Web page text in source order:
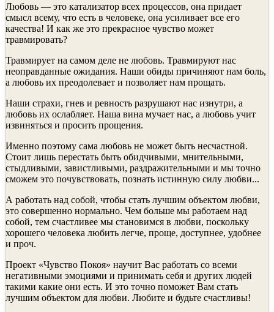
Любовь — это катализатор всех процессов, она придает
смысл всему, что есть в человеке, она усиливает все его
качества! И как же это прекрасное чувство может
травмировать?
Травмирует на самом деле не любовь. Травмируют нас
неоправданные ожидания. Наши обиды причиняют нам боль,
а любовь их преодолевает и позволяет нам прощать.
Наши страхи, гнев и ревность разрушают нас изнутри, а
любовь их ослабляет. Наша вина мучает нас, а любовь учит
извиняться и просить прощения.
Именно поэтому сама любовь не может быть несчастной.
Стоит лишь перестать быть обидчивыми, мнительными,
стыдливыми, завистливыми, раздражительными и мы точно
сможем это почувствовать, познать истинную силу любви...
А работать над собой, чтобы стать лучшим объектом любви,
это совершенно нормально. Чем больше мы работаем над
собой, тем счастливее мы становимся в любви, поскольку
хорошего человека любить легче, проще, доступнее, удобнее
и проч.
Проект «Чувство Покоя» научит Вас работать со всеми
негативными эмоциями и принимать себя и других людей
такими какие они есть. И это точно поможет Вам стать
лучшим объектом для любви. Любите и будьте счастливы!